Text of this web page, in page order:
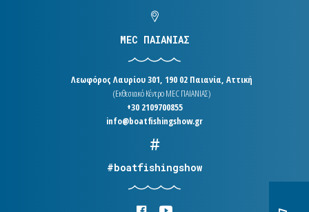
MEC ΠΑΙΑΝΙΑΣ
Λεωφόρος Λαυρίου 301, 190 02 Παιανία, Αττική
(Εκθεσιακό Κέντρο MEC ΠΑΙΑΝΙΑΣ)
+30 2109700855
info@boatfishingshow.gr
#boatfishingshow